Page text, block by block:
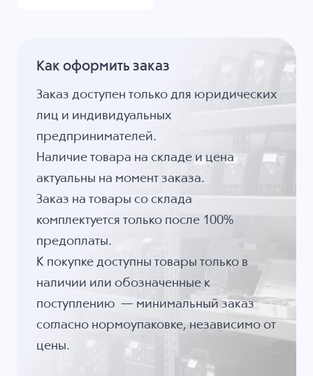
Как оформить заказ
Заказ доступен только для юридических
лиц и индивидуальных
предпринимателей.
Наличие товара на складе и цена
актуальны на момент заказа.
Заказ на товары со склада
комплектуется только после 100%
предоплаты.
К покупке доступны товары только в
наличии или обозначенные к
поступлению — минимальный заказ
согласно нормоупаковке, независимо от
цены.